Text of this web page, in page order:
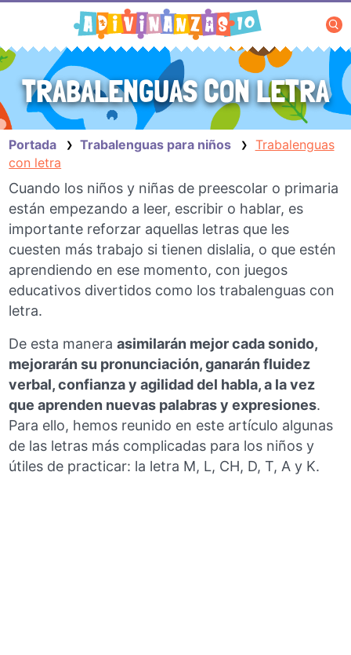
Saltar
TRABALENGUAS CON LETRA
Portada ❯ Trabalenguas para niños ❯
Trabalenguas
con letra
Cuando los niños y niñas de preescolar o primaria
están empezando a leer, escribir o hablar, es
importante reforzar aquellas letras que les
cuesten más trabajo si tienen dislalia, o que estén
aprendiendo en ese momento, con juegos
educativos divertidos como los trabalenguas con
letra.
De esta maneraasimilarán mejor cada sonido,
mejorarán su pronunciación, ganarán fluidez
verbal, confianza y agilidad del habla, a la vez
que aprenden nuevas palabras y expresiones.
Para ello, hemos reunido en este artículo algunas
de las letras más complicadas para los niños y
útiles de practicar: la letra M, L, CH, D, T, A y K.